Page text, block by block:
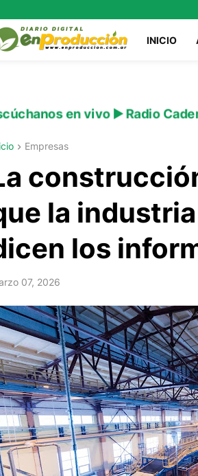
INICIO
en vivo ▶️ Radio
Empresas
la
los
07, 2026